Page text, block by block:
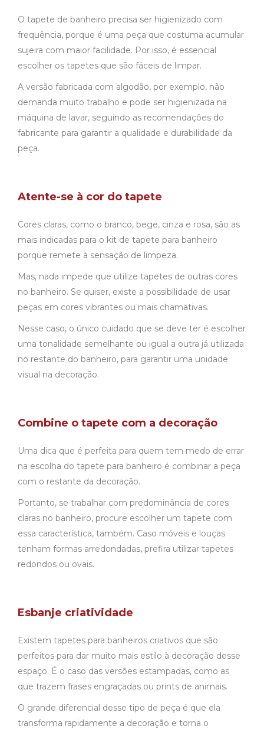
O tapete de banheiro precisa ser higienizado com
frequência, porque é uma peça que costuma acumular
sujeira com maior facilidade. Por isso, é essencial
escolher os tapetes que são fáceis de limpar.
A versão fabricada com algodão, por exemplo, não
demanda muito trabalho e pode ser higienizada na
máquina de lavar, seguindo as recomendações do
fabricante para garantir a qualidade e durabilidade da
peça.
Atente-se à cor do tapete
Cores claras, como o branco, bege, cinza e rosa, são as
mais indicadas para o kit de tapete para banheiro
porque remete à sensação de limpeza.
Mas, nada impede que utilize tapetes de outras cores
no banheiro. Se quiser, existe a possibilidade de usar
peças em cores vibrantes ou mais chamativas.
Nesse caso, o único cuidado que se deve ter é escolher
uma tonalidade semelhante ou igual a outra já utilizada
no restante do banheiro, para garantir uma unidade
visual na decoração.
Combine o tapete com a decoração
Uma dica que é perfeita para quem tem medo de errar
na escolha do tapete para banheiro é combinar a peça
com o restante da decoração.
Portanto, se trabalhar com predominância de cores
claras no banheiro, procure escolher um tapete com
essa característica, também. Caso móveis e louças
tenham formas arredondadas, prefira utilizar tapetes
redondos ou ovais.
Esbanje criatividade
Existem tapetes para banheiros criativos que são
perfeitos para dar muito mais estilo à decoração desse
espaço. É o caso das versões estampadas, como as
que trazem frases engraçadas ou prints de animais.
O grande diferencial desse tipo de peça é que ela
transforma rapidamente a decoração e torna o